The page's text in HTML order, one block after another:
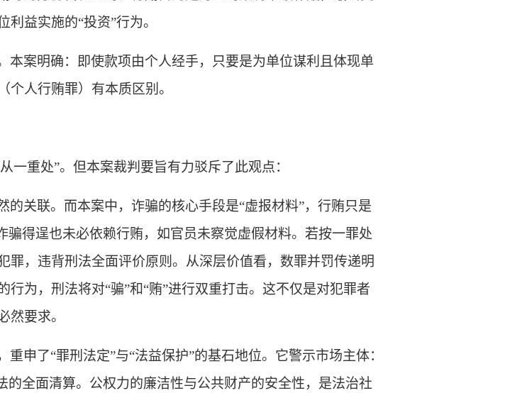
利益实施的“投资”行为。
案明确：即使款项由个人经手，只要是为单位谋利且体现单
人行贿罪）有本质区别。
一重处”。但本案裁判要旨有力驳斥了此观点：
的关联。而本案中，诈骗的核心手段是“虚报材料”，行贿只是
得逞也未必依赖行贿，如官员未察觉虚假材料。若按一罪处
，违背刑法全面评价原则。从深层价值看，数罪并罚传递明
为，刑法将对“骗”和“贿”进行双重打击。这不仅是对犯罪者
然要求。
重申了“罪刑法定”与“法益保护”的基石地位。它警示市场主体：
全面清算。公权力的廉洁性与公共财产的安全性，是法治社